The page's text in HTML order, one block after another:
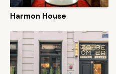
Harmon House